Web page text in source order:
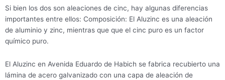
Si bien los dos son aleaciones de cinc, hay algunas diferencias
importantes entre ellos: Composición: El Aluzinc es una aleación
de aluminio y zinc, mientras que que el cinc puro es un factor
químico puro.
El Aluzinc en Avenida Eduardo de Habich se fabrica recubierto una
lámina de acero galvanizado con una capa de aleación de